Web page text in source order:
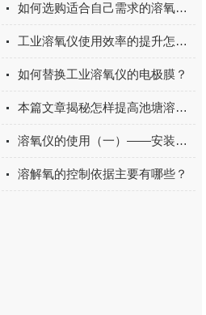
如何选购适合自己需求的溶氧仪？
工业溶氧仪使用效率的提升怎么做？
如何替换工业溶氧仪的电极膜？
本篇文章揭秘怎样提高池塘溶解氧！
溶氧仪的使用（一）——安装和注意事项
溶解氧的控制依据主要有哪些？